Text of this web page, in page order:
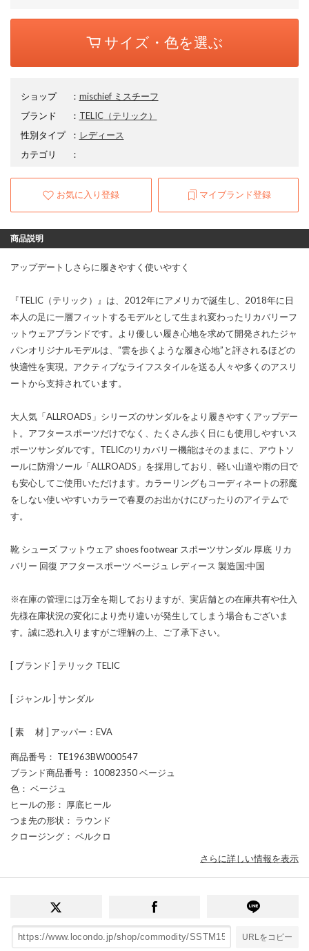
サイズ・色を選ぶ
ショップ ： mischief ミスチーフ
ブランド
： TELIC（テリック）
性別タイプ
： レディース
カテゴリ
：
お気に入り登録 マイブランド登録
商品説明
アップデートしさらに履きやすく使いやすく
『TELIC（テリック）』は、2012年にアメリカで誕生し、2018年に日
本人の足に一層フィットするモデルとして生まれ変わったリカバリーフ
ットウェアブランドです。より優しい履き心地を求めて開発されたジャ
パンオリジナルモデルは、“雲を歩くような履き心地”と評されるほどの
快適性を実現。アクティブなライフスタイルを送る人々や多くのアスリ
ートから支持されています。
大人気「ALLROADS」シリーズのサンダルをより履きやすくアップデー
ト。アフタースポーツだけでなく、たくさん歩く日にも使用しやすいス
ポーツサンダルです。TELICのリカバリー機能はそのままに、アウトソ
ールに防滑ソール「ALLROADS」を採用しており、軽い山道や雨の日で
も安心してご使用いただけます。カラーリングもコーディネートの邪魔
をしない使いやすいカラーで春夏のお出かけにぴったりのアイテムで
す。
靴 シューズ フットウェア shoes footwear スポーツサンダル 厚底 リカ
バリー 回復 アフタースポーツ ベージュ レディース 製造国:中国
※在庫の管理には万全を期しておりますが、実店舗との在庫共有や仕入
先様在庫状況の変化により売り違いが発生してしまう場合もございま
す。誠に恐れ入りますがご理解の上、ご了承下さい。
[ ブランド ] テリック TELIC
[ ジャンル ] サンダル
[ 素 材 ] アッパー：EVA
商品番号 ： TE1963BW000547
ブランド商品番号 ： 10082350 ベージュ
色 ： ベージュ
ヒールの形 ： 厚底ヒール
つま先の形状 ： ラウンド
クロージング ： ベルクロ
さらに詳しい情報を表示
URLをコピー